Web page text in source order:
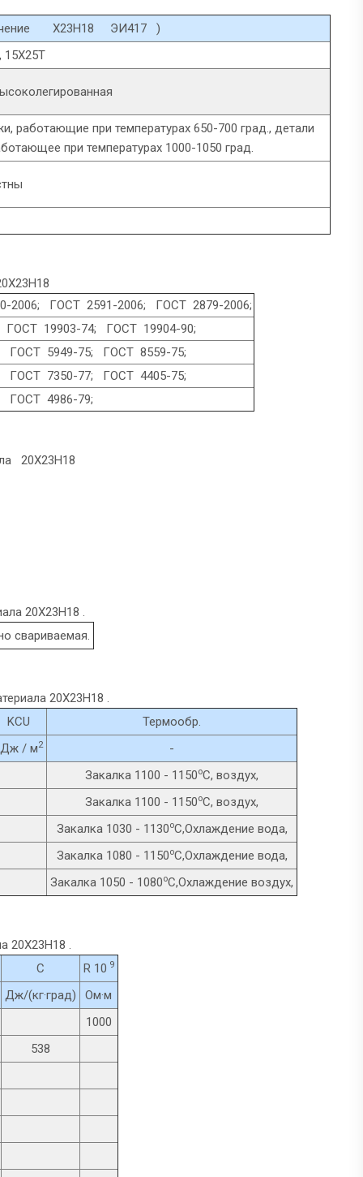
Х23Н18 ЭИ417 )
15Х25Т
при температурах 650-700 град., детали
при температурах 1000-1050 град.
2006; ГОСТ 2591-2006; ГОСТ 2879-2006;
19903-74; ГОСТ 19904-90;
ГОСТ 5949-75; ГОСТ 8559-75;
ГОСТ 7350-77; ГОСТ 4405-75;
ГОСТ 4986-79;
20Х23Н18
20Х23Н18 .
свариваемая.
20Х23Н18 .
KCU
Термообр.
/ м2
-
Закалка 1100 - 1150oC, воздух,
Закалка 1100 - 1150oC, воздух,
Закалка 1030 - 1130oC,Охлаждение вода,
Закалка 1080 - 1150oC,Охлаждение вода,
Закалка 1050 - 1080oC,Охлаждение воздух,
20Х23Н18 .
C R 10 9
Дж/(кг·град)
Ом·м
1000
538